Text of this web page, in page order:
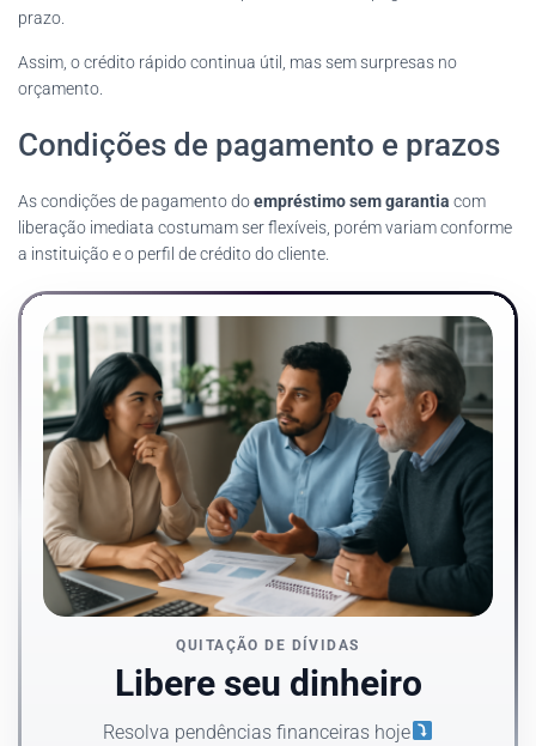
prazo.
Assim, o crédito rápido continua útil, mas sem surpresas no
orçamento.
Condições de pagamento e prazos
As condições de pagamento doempréstimo sem garantia com
liberação imediata costumam ser flexíveis, porém variam conforme
a instituição e o perfil de crédito do cliente.
QUITAÇÃO DE DÍVIDAS
Libere seu dinheiro
Resolva pendências financeiras hoje